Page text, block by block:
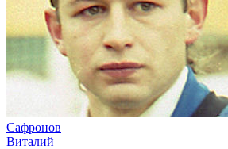
Сафронов
Виталий